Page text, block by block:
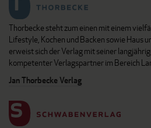
Thorbecke steht zum einen mit einem
Lifestyle, Kochen und Backen sowie Haus
erweist sich der Verlag mit seiner
kompetenter Verlagspartner im Bereich
Jan Thorbecke Verlag